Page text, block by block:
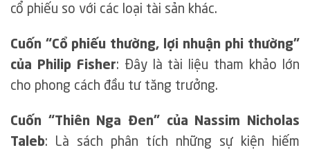
cổ phiếu so với các loại tài sản khác.
Cuốn “Cổ phiếu thường, lợi nhuận phi thường”
của Philip Fisher: Đây là tài liệu tham khảo lớn
cho phong cách đầu tư tăng trưởng.
Cuốn “Thiên Nga Đen” của Nassim Nicholas
Taleb: Là sách phân tích những sự kiện hiếm